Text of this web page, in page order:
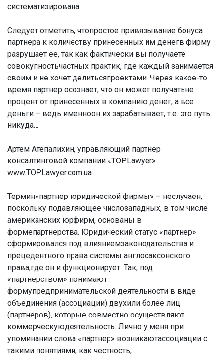
систематизирована.
Следует отметить, чтопростое привязывание бонуса
партнера к количеству принесенных им денегв фирму
разрушает ее, так как фактически вы получаете
совокупностьчастных практик, где каждый занимается
своим и не хочет делитьсяпроектами. Через какое-то
время партнер осознает, что он может получатьне
процент от принесенных в компанию денег, а все
деньги – ведь именноон их зарабатывает, т.е. это путь
никуда…
Артем Атепалихин, управляющий партнер
консалтинговой компании «TOPLawyer»
www.TOPLawyer.com.ua
Термин«партнер юридической фирмы» – неслучаен,
поскольку подавляющее числозападных, в том числе
американских юрфирм, основаны в
формепартнерства. Юридический статус «партнер»
сформировался под влияниемзаконодательства и
прецедентного права системы англосаксонского
права,где он и функционирует. Так, под
«партнерством» понимают
формупредпринимательской деятельности в виде
объединения (ассоциации) двухили более лиц
(партнеров), которые совместно осуществляют
коммерческуюдеятельность. Лично у меня при
упоминании слова «партнер» возникаютассоциации с
такими понятиями, как честность,